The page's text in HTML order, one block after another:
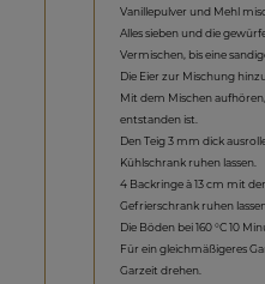
Vanillepulver und Mehl
Alles sieben und die
Vermischen, bis eine
Die Eier zur Mischung
Mit dem Mischen
entstanden ist.
Den Teig 3 mm dick
Kühlschrank ruhen lassen.
4 Backringe à 13 cm mit
Gefrierschrank ruhen
Die Böden bei 160 °C 10
Für ein gleichmäßigeres
Garzeit drehen.